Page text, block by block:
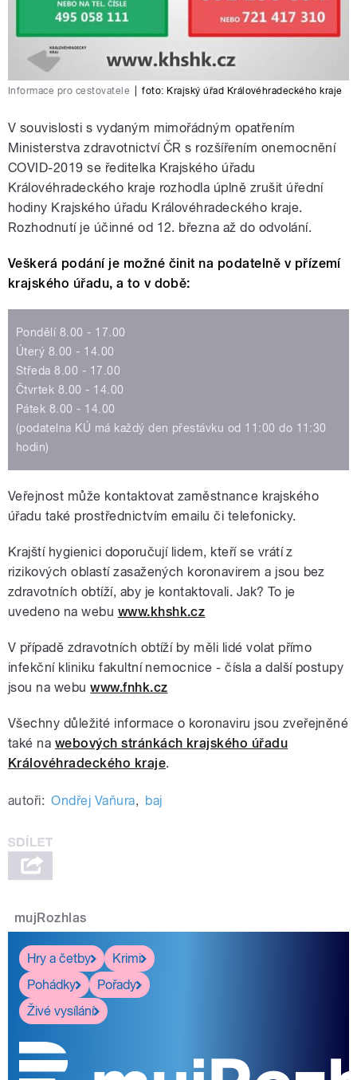
Informace pro cestovatele foto: Krajský úřad Královéhradeckého kraje
V souvislosti s vydaným mimořádným opatřením
Ministerstva zdravotnictví ČR s rozšířením onemocnění
COVID-2019 se ředitelka Krajského úřadu
Královéhradeckého kraje rozhodla úplně zrušit úřední
hodiny Krajského úřadu Královéhradeckého kraje.
Rozhodnutí je účinné od 12. března až do odvolání.
Veškerá podání je možné činit na podatelně v přízemí
krajského úřadu, a to v době:
Pondělí 8.00 - 17.00
Úterý 8.00 - 14.00
Středa 8.00 - 17.00
Čtvrtek 8.00 - 14.00
Pátek 8.00 - 14.00
(podatelna KÚ má každý den přestávku od 11:00 do 11:30
hodin)
Veřejnost může kontaktovat zaměstnance krajského
úřadu také prostřednictvím emailu či telefonicky.
Krajští hygienici doporučují lidem, kteří se vrátí z
rizikových oblastí zasažených koronavirem a jsou bez
zdravotních obtíží, aby je kontaktovali. Jak? To je
uvedeno na webu www.khshk.cz
V případě zdravotních obtíží by měli lidé volat přímo
infekční kliniku fakultní nemocnice - čísla a další postupy
jsou na webuwww.fnhk.cz
Všechny důležité informace o koronaviru jsou zveřejněné
také na webových stránkách krajského úřadu
Královéhradeckého kraje.
autoři: Ondřej Vaňura, baj
mujRozhlas
Hry a četby
Krimi
Pohádky
Pořady
Živé vysílání